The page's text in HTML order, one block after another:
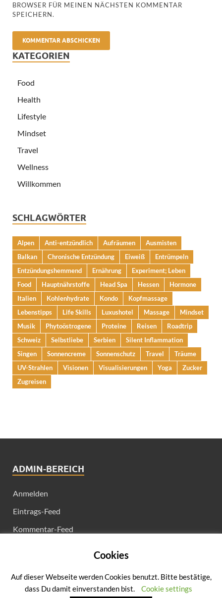
BROWSER FÜR MEINEN NÄCHSTEN KOMMENTAR
SPEICHERN.
KATEGORIEN
Food
Health
Lifestyle
Mindset
Travel
Wellness
Willkommen
SCHLAGWÖRTER
Alpen Anti-entzündlich Aufräumen
Ausmisten
Balkan
Chronische Entzündung Eiweiß
Entrümpeln
Entzündungshemmend
Ernährung
Experiment; Leben
Food
Hauptnährstoffe Head Spa Hessen
Hormone
Italien
Kohlenhydrate Kondo
Kopfmassage
Lebenstipps
Life Skills Luxushotel Massage
Mindset
Musik
Phytoöstrogene Proteine Reisen
Roadtrip
Schweiz
Selbstliebe Serbien
Silent Inflammation
Singen
Sonnencreme Sonnenschutz Travel
Träume
UV-Strahlen
Visionen Visualisierungen Yoga
Zucker
Zugreisen
ADMIN-BEREICH
Anmelden
Eintrags-Feed
Kommentar-Feed
Copyright © 2026ArsVitae.
Cookies
Auf dieser Webseite werden Cookies benutzt. Bitte bestätige,
dass Du damit einverstanden bist.
Cookie settings